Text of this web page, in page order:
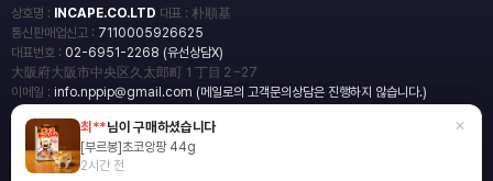
상호명 : INCAPE.CO.LTD 대표 : 朴順基
통신판매업신고 : 7110005926625
대표번호 : 02-6951-2268 (유선상담X)
大阪府大阪市中央区久太郎町１丁目２−27
이메일 : info.nppip@gmail.com (메일로의 고객문의상담은 진행하지 않습니다.)
copyright
일본직구쇼핑몰 엔핍
2018 All rights reserved.
최**님이 구매하셨습니다
[부르봉]초코앙팡 44g
2시간 전
×